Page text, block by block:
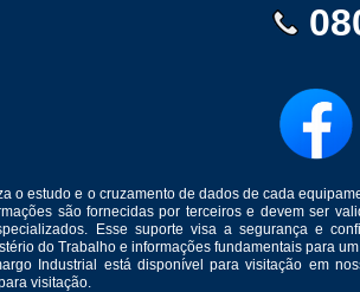
o estudo e o cruzamento de dados de cada
são fornecidas por terceiros e devem ser
Esse suporte visa a segurança e
do Trabalho e informações fundamentais para
Industrial está disponível para visitação em
visitação.